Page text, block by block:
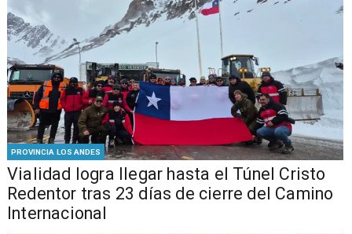
PROVINCIA LOS ANDES
Vialidad logra llegar hasta el Túnel Cristo
Redentor tras 23 días de cierre del Camino
Internacional